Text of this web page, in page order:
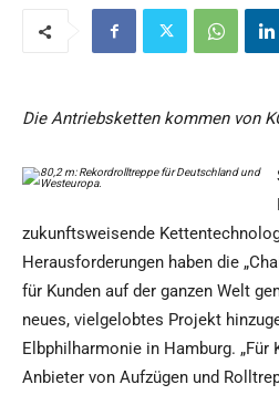
Die Antriebsketten kommen von
zukunftsweisende
Herausforderungen haben die
für Kunden auf der ganzen Welt
neues, vielgelobtes Projekt
Elbphilharmonie in Hamburg. „Für
Anbieter von Aufzügen und